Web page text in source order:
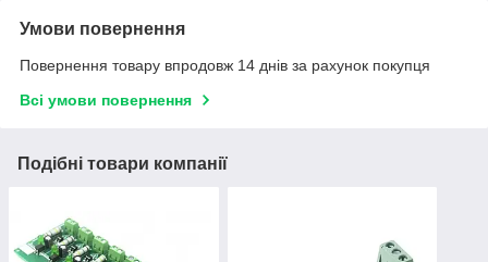
Умови повернення
Повернення товару впродовж 14 днів за рахунок покупця
Всі умови повернення
Подібні товари компанії